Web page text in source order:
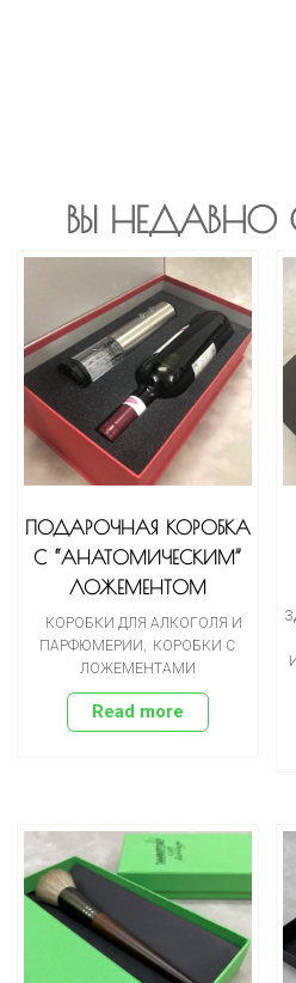
ВЫ НЕДАВНО
ПОДАРОЧНАЯ КОРОБКА
С “АНАТОМИЧЕСКИМ”
ЛОЖЕМЕНТОМ
КОРОБКИ ДЛЯ АЛКОГОЛЯ И
ПАРФЮМЕРИИ
КОРОБКИ С
ЛОЖЕМЕНТАМИ
Read more